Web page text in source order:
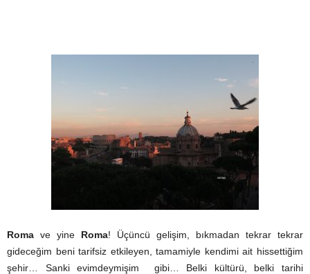
Roma ve yine Roma! Üçüncü gelişim, bıkmadan tekrar tekrar
gideceğim beni tarifsiz etkileyen, tamamiyle kendimi ait hissettiğim
şehir… Sanki evimdeymişim gibi… Belki kültürü, belki tarihi